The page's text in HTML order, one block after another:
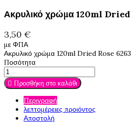
Ακρυλικό χρώμα 120ml Dried
3,50 €
με ΦΠΑ
Ακρυλικό χρώμα 120ml Dried Rose 6263
Ποσότητα
 Προσθήκη στο καλάθι
Περιγραφή
λεπτομέρειες προιόντος
Αποστολή